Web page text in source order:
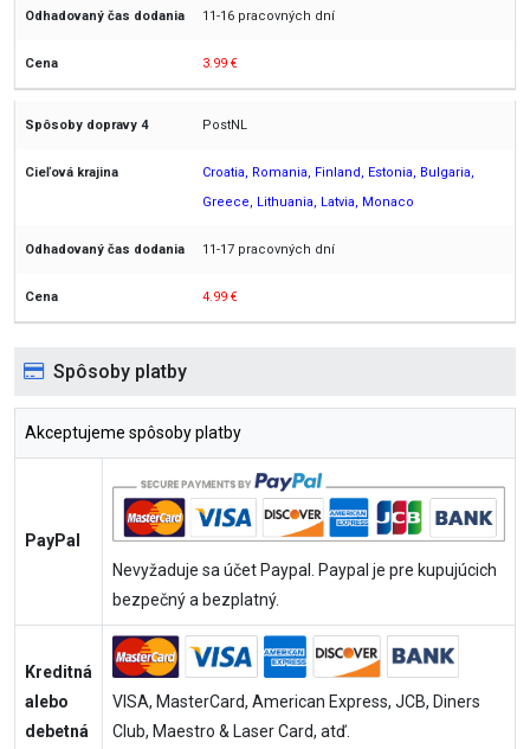
11-16 pracovných dní
3.99 €
PostNL
Croatia, Romania, Finland, Estonia, Bulgaria,
Greece, Lithuania, Latvia, Monaco
11-17 pracovných dní
4.99 €
Spôsoby platby
Akceptujeme spôsoby platby
PayPal
Nevyžaduje sa účet Paypal. Paypal je pre kupujúcich
bezpečný a bezplatný.
Kreditná
alebo
debetná
VISA, MasterCard, American Express, JCB, Diners
Club, Maestro & Laser Card, atď.